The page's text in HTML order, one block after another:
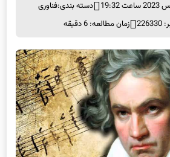
دسته بندی:فناوری
زمان مطالعه: 6 دقیقه